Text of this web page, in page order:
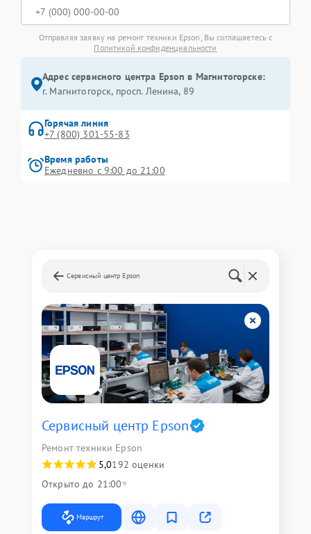
Отправляя заявку на ремонт техники Epson, Вы соглашаетесь с
Политикой конфиденциальности
Адрес сервисного центра Epson в Магнитогорске:
г. Магнитогорск, просп. Ленина, 89
Горячая линия
+7 (800) 301-55-83
Время работы
Ежедневно с 9:00 до 21:00
Сервисный центр Epson
Сервисный центр Epson
Ремонт техники Epson
5,0192 оценки
Открыто до 21:00
Маршрут